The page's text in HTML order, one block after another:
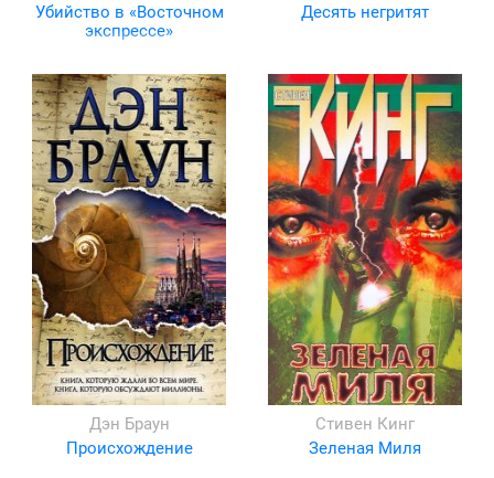
Убийство в «Восточном
экспрессе»
Десять негритят
Дэн Браун
Происхождение
Стивен Кинг
Зеленая Миля